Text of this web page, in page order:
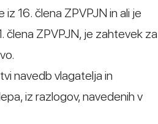
16. člena ZPVPJN in ali je
člena ZPVPJN, je zahtevek za
navedb vlagatelja in
iz razlogov, navedenih v